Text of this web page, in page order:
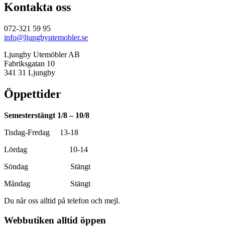
Kontakta oss
072-321 59 95
info@ljungbyutemobler.se
Ljungby Utemöbler AB
Fabriksgatan 10
341 31 Ljungby
Öppettider
Semesterstängt 1/8 – 10/8
Tisdag-Fredag 13-18
Lördag 10-14
Söndag Stängt
Måndag Stängt
Du når oss alltid på telefon och mejl.
Webbutiken alltid öppen